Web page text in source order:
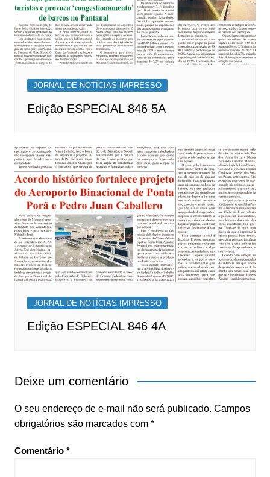
JORNAL DE NOTÍCIAS IMPRESSO
Edição ESPECIAL 846 5A
JORNAL DE NOTÍCIAS IMPRESSO
Edição ESPECIAL 846 4A
Deixe um comentário
O seu endereço de e-mail não será publicado. Campos
obrigatórios são marcados com *
Comentário *